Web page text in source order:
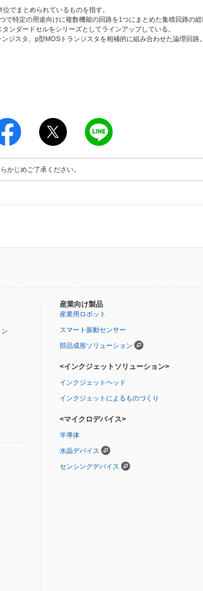
でまとめられているものを指す。
特定の用途向けに複数機能の回路を1つにまとめた集積回路の総
ンダードセルをシリーズとしてラインアップしている。
スタ、p型MOSトランジスタを相補的に組み合わせた論理回
かじめご了承ください。
産業向け製品
産業用ロボット
スマート振動センサー
部品成形ソリューション
<インクジェットソリューション>
インクジェットヘッド
インクジェットによるものづくり
<マイクロデバイス>
半導体
水晶デバイス
センシングデバイス